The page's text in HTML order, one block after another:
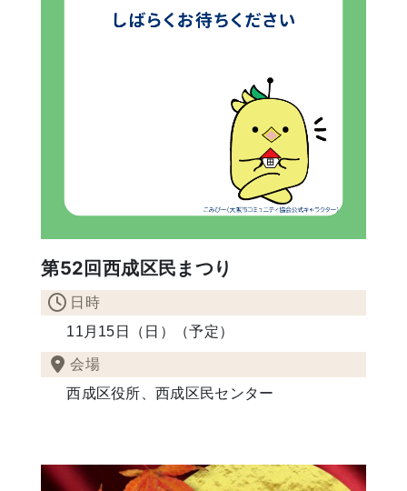
第52回西成区民まつり
日時
11月15日（日）（予定）
会場
西成区役所、西成区民センター